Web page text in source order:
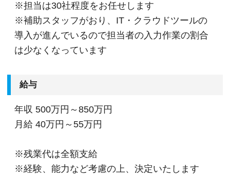
※担当は30社程度をお任せします
※補助スタッフがおり、IT・クラウドツールの
導入が進んでいるので担当者の入力作業の割合
は少なくなっています
給与
年収 500万円～850万円
月給 40万円～55万円
※残業代は全額支給
※経験、能力など考慮の上、決定いたします